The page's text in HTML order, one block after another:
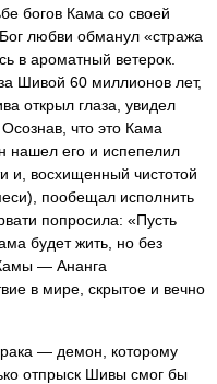
богов Кама со своей
любви обманул «стража
в ароматный ветерок.
Шивой 60 миллионов лет,
открыл глаза, увидел
что это Кама
нашел его и испепелил
и, восхищенный чистотой
пообещал исполнить
попросила: «Пусть
будет жить, но без
— Ананга
в мире, скрытое и вечно
— демон, которому
отпрыск Шивы смог бы